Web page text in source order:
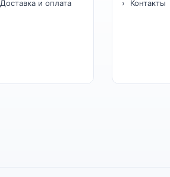
Доставка и оплата
Контакты